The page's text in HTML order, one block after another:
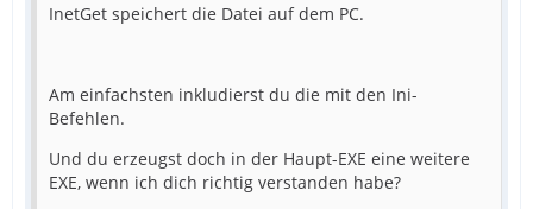
InetGet speichert die Datei auf dem PC.
Am einfachsten inkludierst du die mit den Ini-
Befehlen.
Und du erzeugst doch in der Haupt-EXE eine weitere
EXE, wenn ich dich richtig verstanden habe?